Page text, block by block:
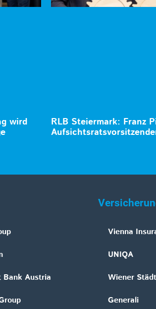
wird
RLB Steiermark: Franz
Bank Austria
Vienna
UNIQA
Wiener
Generali